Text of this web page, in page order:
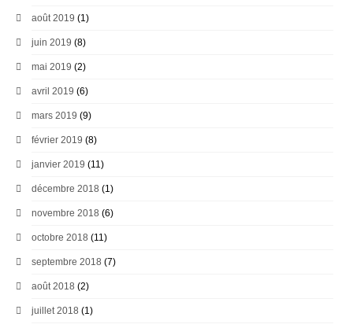
août 2019 (1)
juin 2019 (8)
mai 2019 (2)
avril 2019 (6)
mars 2019 (9)
février 2019 (8)
janvier 2019 (11)
décembre 2018 (1)
novembre 2018 (6)
octobre 2018 (11)
septembre 2018 (7)
août 2018 (2)
juillet 2018 (1)